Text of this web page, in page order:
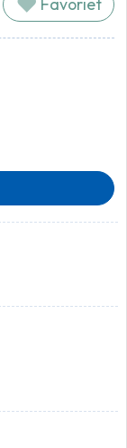
Favoriet